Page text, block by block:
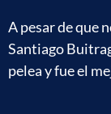
A pesar de que
Santiago
pelea y fue el